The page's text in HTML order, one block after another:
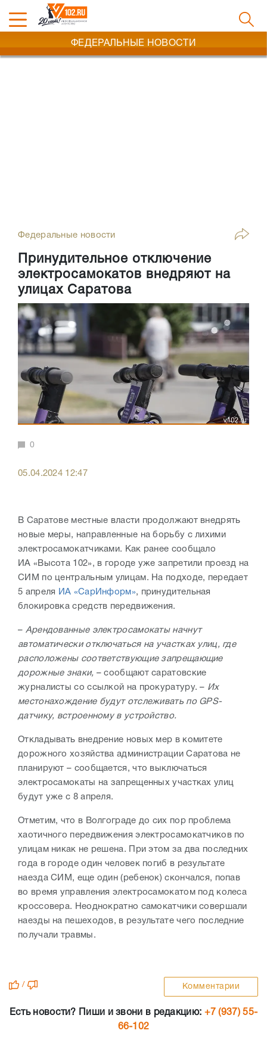
ФЕДЕРАЛЬНЫЕ НОВОСТИ
Федеральные новости
Принудительное отключение
электросамокатов внедряют на
улицах Саратова
0
05.04.2024 12:47
В Саратове местные власти продолжают внедрять
новые меры, направленные на борьбу с лихими
электросамокатчиками. Как ранее сообщало
ИА «Высота 102», в городе уже запретили проезд на
СИМ по центральным улицам. На подходе, передает
5 апреля ИА «СарИнформ», принудительная
блокировка средств передвижения.
– Арендованные электросамокаты начнут
автоматически отключаться на участках улиц, где
расположены соответствующие запрещающие
дорожные знаки, – сообщают саратовские
журналисты со ссылкой на прокуратуру. – Их
местонахождение будут отслеживать по GPS-
датчику, встроенному в устройство.
Откладывать внедрение новых мер в комитете
дорожного хозяйства администрации Саратова не
планируют – сообщается, что выключаться
электросамокаты на запрещенных участках улиц
будут уже с 8 апреля.
Отметим, что в Волгограде до сих пор проблема
хаотичного передвижения электросамокатчиков по
улицам никак не решена. При этом за два последних
года в городе один человек погиб в результате
наезда СИМ, еще один (ребенок) скончался, попав
во время управления электросамокатом под колеса
кроссовера. Неоднократно самокатчики совершали
наезды на пешеходов, в результате чего последние
получали травмы.
/ Комментарии
Есть новости? Пиши и звони в редакцию: +7 (937) 55-
66-102